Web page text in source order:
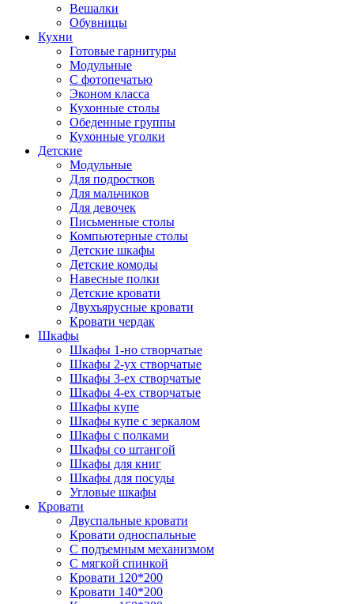
Вешалки
Обувницы
Кухни
Готовые гарнитуры
Модульные
С фотопечатью
Эконом класса
Кухонные столы
Обеденные группы
Кухонные уголки
Детские
Модульные
Для подростков
Для мальчиков
Для девочек
Письменные столы
Компьютерные столы
Детские шкафы
Детские комоды
Навесные полки
Детские кровати
Двухъярусные кровати
Кровати чердак
Шкафы
Шкафы 1-но створчатые
Шкафы 2-ух створчатые
Шкафы 3-ех створчатые
Шкафы 4-ех створчатые
Шкафы купе
Шкафы купе с зеркалом
Шкафы с полками
Шкафы со штангой
Шкафы для книг
Шкафы для посуды
Угловые шкафы
Кровати
Двуспальные кровати
Кровати односпальные
С подъемным механизмом
С мягкой спинкой
Кровати 120*200
Кровати 140*200